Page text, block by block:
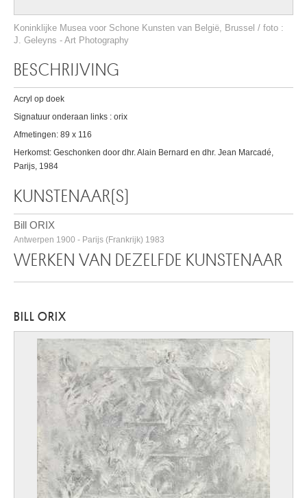
Koninklijke Musea voor Schone Kunsten van België, Brussel / foto :
J. Geleyns - Art Photography
BESCHRIJVING
Acryl op doek
Signatuur onderaan links : orix
Afmetingen: 89 x 116
Herkomst: Geschonken door dhr. Alain Bernard en dhr. Jean Marcadé,
Parijs, 1984
KUNSTENAAR(S)
Bill ORIX
Antwerpen 1900 - Parijs (Frankrijk) 1983
WERKEN VAN DEZELFDE KUNSTENAAR
BILL ORIX